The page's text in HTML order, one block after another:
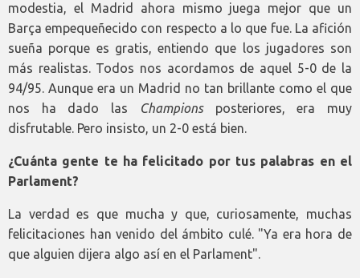
modestia, el Madrid ahora mismo juega mejor que un
Barça empequeñecido con respecto a lo que fue. La afición
sueña porque es gratis, entiendo que los jugadores son
más realistas. Todos nos acordamos de aquel 5-0 de la
94/95. Aunque era un Madrid no tan brillante como el que
nos ha dado las
Championsposteriores, era muy
disfrutable. Pero insisto, un 2-0 está bien.
¿Cuánta gente te ha felicitado por tus palabras en el
Parlament?
La verdad es que mucha y que, curiosamente, muchas
felicitaciones han venido del ámbito culé. "Ya era hora de
que alguien dijera algo así en el Parlament".